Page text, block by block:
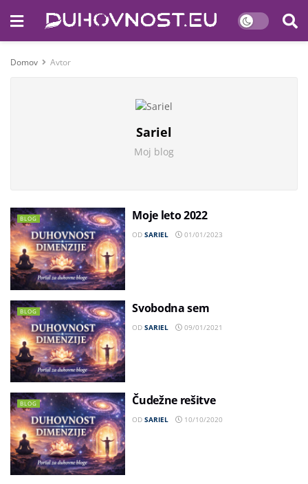
Domov Avtor
Sariel
Moj blog
BLOG Moje leto 2022
OD SARIEL 01/01/2023
BLOG Svobodna sem
OD SARIEL 09/01/2021
BLOG Čudežne rešitve
OD SARIEL 10/10/2020